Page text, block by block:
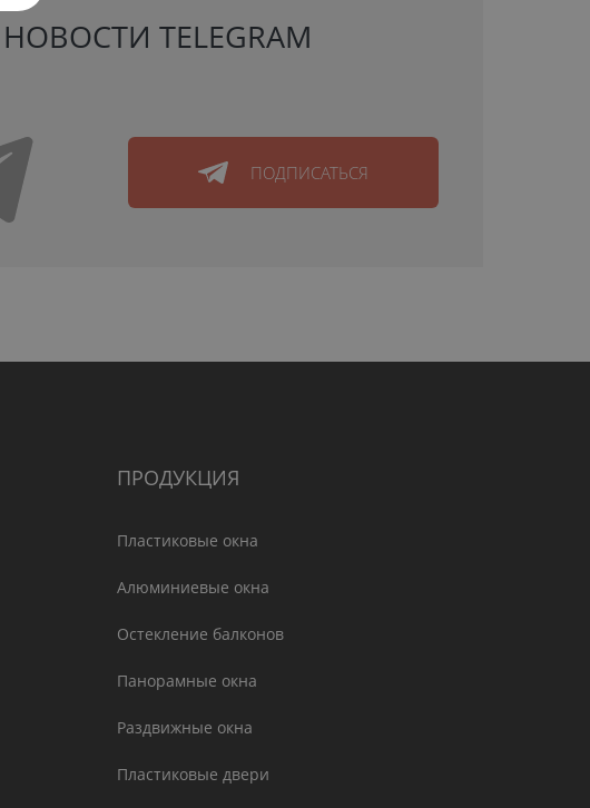
TELEGRAM
ПОДПИСАТЬСЯ
ПРОДУКЦИЯ
Пластиковые окна
Алюминиевые окна
Остекление балконов
Панорамные окна
Раздвижные окна
Пластиковые двери